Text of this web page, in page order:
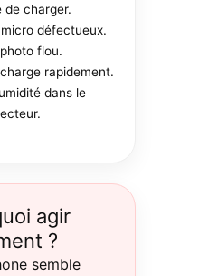
de charger.
défectueux.
flou.
rapidement.
dans le
agir
?
semble